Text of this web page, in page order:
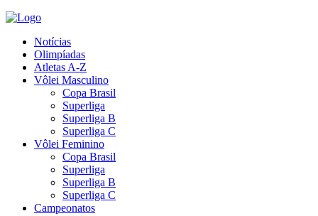
Notícias
Olimpíadas
Atletas A-Z
Vôlei Masculino
Copa Brasil
Superliga
Superliga B
Superliga C
Vôlei Feminino
Copa Brasil
Superliga
Superliga B
Superliga C
Campeonatos